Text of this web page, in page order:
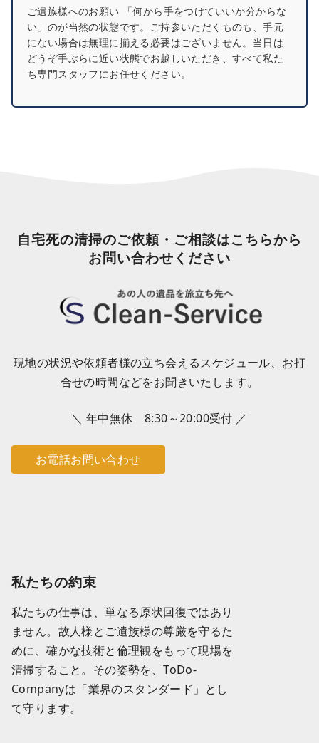
ご遺族様へのお願い 「何から手をつけていいか分からな
い」のが当然の状態です。ご持参いただくものも、手元
にない場合は無理に揃える必要はございません。当日は
どうぞ手ぶらに近い状態でお越しいただき、すべて私た
ち専門スタッフにお任せください。
自宅死の清掃のご依頼・ご相談はこちらから
お問い合わせください
現地の状況や依頼者様の立ち会えるスケジュール、お打
合せの時間などをお聞きいたします。
＼ 年中無休 8:30～20:00受付 ／
お電話お問い合わせ
私たちの約束
私たちの仕事は、単なる原状回復ではあり
ません。故人様とご遺族様の尊厳を守るた
めに、確かな技術と倫理観をもって現場を
清掃すること。その姿勢を、ToDo-
Companyは「業界のスタンダード」とし
て守ります。